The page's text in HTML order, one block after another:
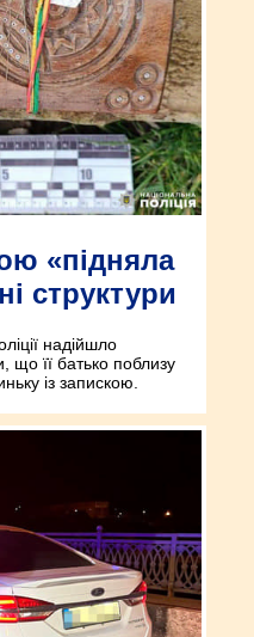
«підняла
структури
надійшло
що її батько поблизу
із запискою.